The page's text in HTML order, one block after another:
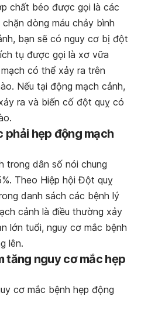
chất béo được gọi là các
dòng máu chảy bình
bạn sẽ có nguy cơ bị đột
tụ được gọi là xơ vữa
có thể xảy ra trên
Nếu tại động mạch cảnh,
ra và biến cố đột quỵ có
phải hẹp động mạch
trong dân số nói chung
Theo Hiệp hội Đột quỵ
danh sách các bệnh lý
cảnh là điều thường xảy
lớn tuổi, nguy cơ mắc bệnh
lên.
tăng nguy cơ mắc hẹp
cơ mắc bệnh hẹp động